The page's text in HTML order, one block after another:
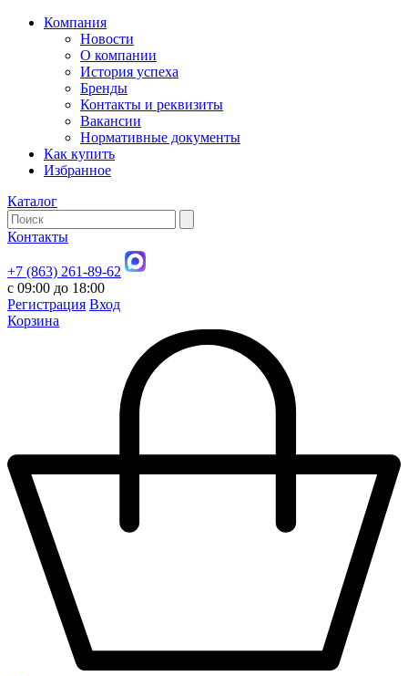
Компания
Новости
О компании
История успеха
Бренды
Контакты и реквизиты
Вакансии
Нормативные документы
Как купить
Избранное
Каталог
Контакты
+7 (863) 261-89-62
с 09:00 до 18:00
Регистрация Вход
Корзина